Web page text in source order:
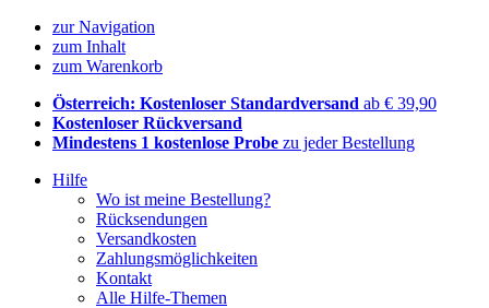
zur Navigation
zum Inhalt
zum Warenkorb
Österreich: Kostenloser Standardversand ab € 39,90
Kostenloser Rückversand
Mindestens 1 kostenlose Probe zu jeder Bestellung
Hilfe
Wo ist meine Bestellung?
Rücksendungen
Versandkosten
Zahlungsmöglichkeiten
Kontakt
Alle Hilfe-Themen